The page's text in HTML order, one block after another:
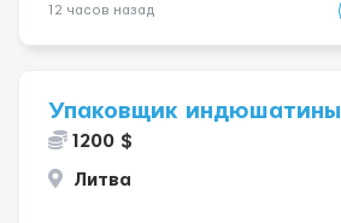
12 часов назад
Упаковщик индюшатины
1200 $
Литва